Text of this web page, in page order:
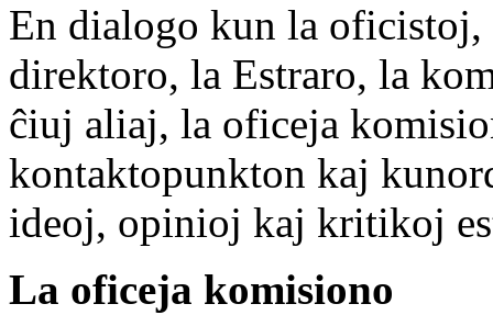
En dialogo kun la oficistoj,
direktoro, la Estraro, la
ĉiuj aliaj, la oficeja
kontaktopunkton kaj
ideoj, opinioj kaj kritikoj
La oficeja komisiono